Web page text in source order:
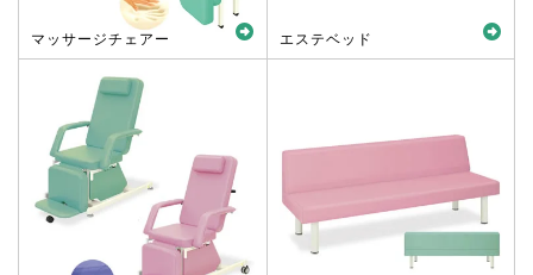
マッサージチェアー エステベッド